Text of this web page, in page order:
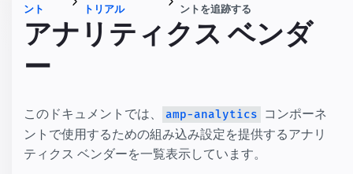
ント
トリアル
ントを追跡する
アナリティクス ベンダ
ー
このドキュメントでは、 amp-analytics
コンポーネ
ントで使用するための組み込み設定を提供するアナリ
ティクス ベンダーを一覧表示しています。